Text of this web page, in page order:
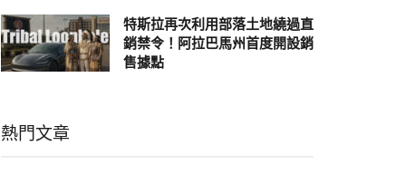
特斯拉再次利用部落土地繞過直
銷禁令！阿拉巴馬州首度開設銷
售據點
熱門文章